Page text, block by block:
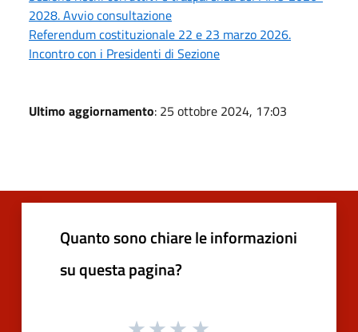
2028. Avvio consultazione
Referendum costituzionale 22 e 23 marzo 2026.
Incontro con i Presidenti di Sezione
Ultimo aggiornamento: 25 ottobre 2024, 17:03
Quanto sono chiare le informazioni
su questa pagina?